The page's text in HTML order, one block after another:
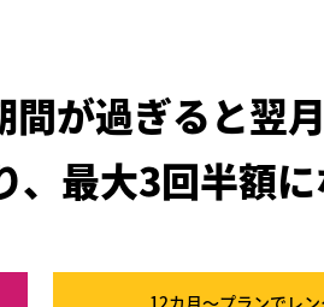
間が過ぎると翌
、最大3回半額
12カ月～プランでレ